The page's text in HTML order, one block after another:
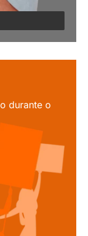
durante o